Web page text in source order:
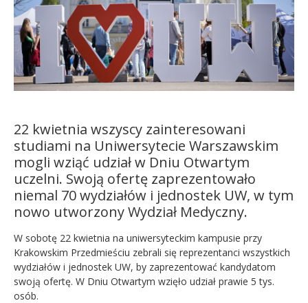
Kandydat
Absolwent
22 kwietnia wszyscy zainteresowani
studiami na Uniwersytecie Warszawskim
mogli wziąć udział w Dniu Otwartym
uczelni. Swoją ofertę zaprezentowało
niemal 70 wydziałów i jednostek UW, w tym
nowo utworzony Wydział Medyczny.
W sobotę 22 kwietnia na uniwersyteckim kampusie przy
Krakowskim Przedmieściu zebrali się reprezentanci wszystkich
wydziałów i jednostek UW, by zaprezentować kandydatom
swoją ofertę. W Dniu Otwartym wzięło udział prawie 5 tys.
osób.